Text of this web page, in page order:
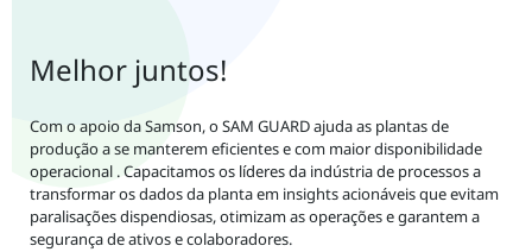
Melhor juntos!
Com o apoio da Samson, o SAM GUARD ajuda as plantas de
produção a se manterem eficientes e com maior disponibilidade
operacional . Capacitamos os líderes da indústria de processos a
transformar os dados da planta em insights acionáveis que evitam
paralisações dispendiosas, otimizam as operações e garantem a
segurança de ativos e colaboradores.